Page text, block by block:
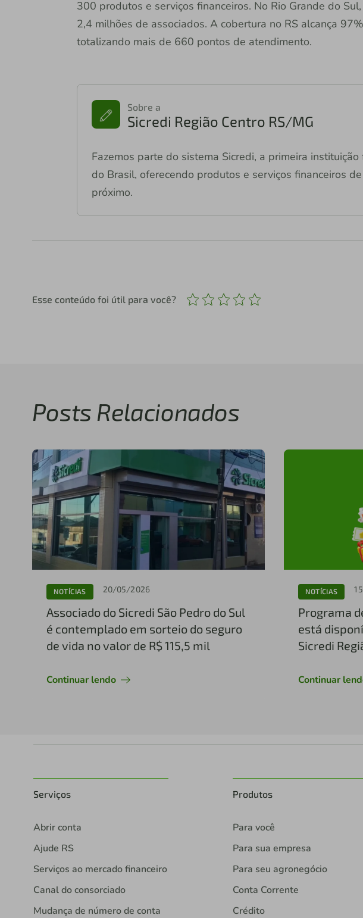
300 produtos e serviços financeiros. No Rio Grande do
2,4 milhões de associados. A cobertura no RS alcança
totalizando mais de 660 pontos de atendimento.
Sobre a
Sicredi Região Centro RS/MG
Fazemos parte do sistema Sicredi, a primeira
do Brasil, oferecendo produtos e serviços financeiros
próximo.
Esse conteúdo foi útil para você?
Posts Relacionados
NOTÍCIAS 20/05/2026
Associado do Sicredi São Pedro do Sul
é contemplado em sorteio do seguro
de vida no valor de R$ 115,5 mil
Continuar lendo
NOTÍCIAS
Programa
está
Sicredi
Continuar
Serviços
Abrir conta
Ajude RS
Serviços ao mercado financeiro
Canal do consorciado
Mudança de número de conta
Produtos
Para você
Para sua empresa
Para seu agronegócio
Conta Corrente
Crédito